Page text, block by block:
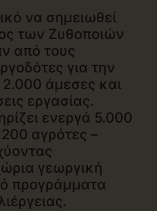
να σημειωθεί
των Ζυθοποιών
από τους
για την
άμεσες και
εργασίας.
ενεργά 5.000
αγρότες –
γεωργική
προγράμματα